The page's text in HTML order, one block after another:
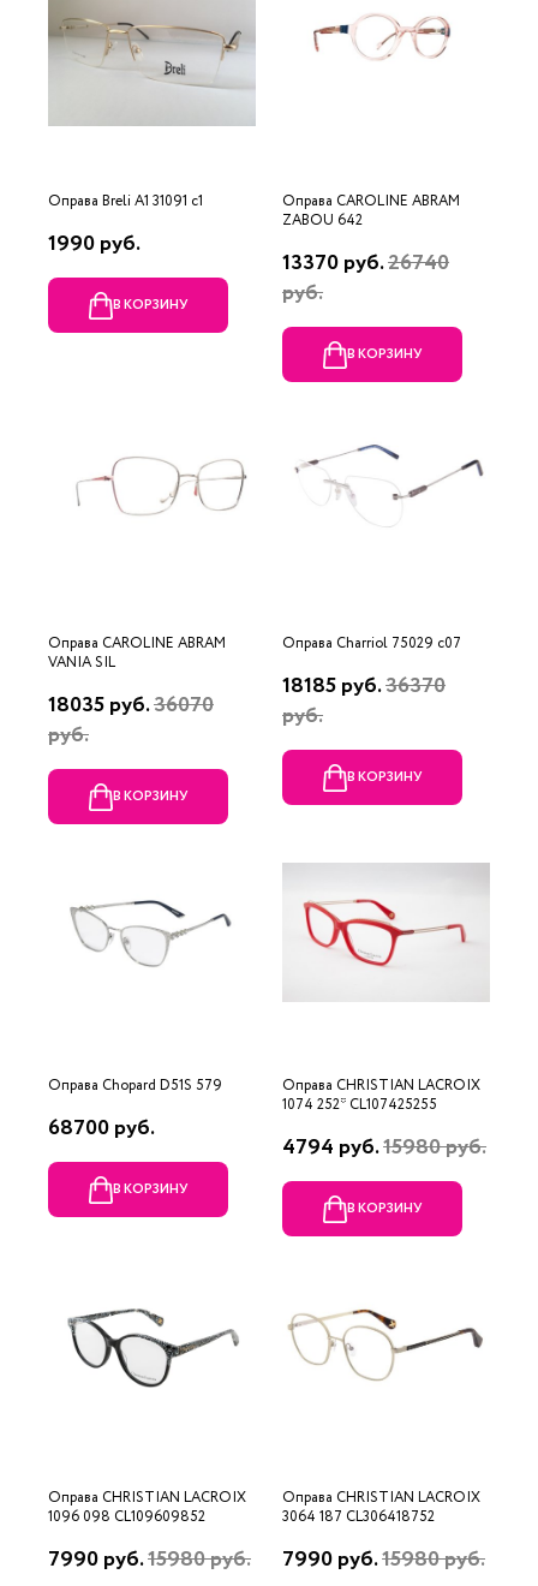
Оправа Breli A1 31091 c1
1990 руб.
В КОРЗИНУ
Оправа CAROLINE ABRAM
ZABOU 642
13370 руб.26740
руб.
В КОРЗИНУ
Оправа CAROLINE ABRAM
VANIA SIL
18035 руб.36070
руб.
В КОРЗИНУ
Оправа Charriol 75029 c07
18185 руб.36370
руб.
В КОРЗИНУ
Оправа Chopard D51S 579
68700 руб.
В КОРЗИНУ
Оправа CHRISTIAN LACROIX
1074 252* CL107425255
4794 руб.15980 руб.
В КОРЗИНУ
Оправа CHRISTIAN LACROIX
1096 098 CL109609852
7990 руб.15980 руб.
Оправа CHRISTIAN LACROIX
3064 187 CL306418752
7990 руб.15980 руб.